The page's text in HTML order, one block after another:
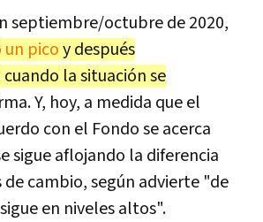
septiembre/octubre de 2020,
picoy después
la situación se
Y, hoy, a medida que el
con el Fondo se acerca
sigue aflojando la diferencia
cambio, según advierte "de
en niveles altos".